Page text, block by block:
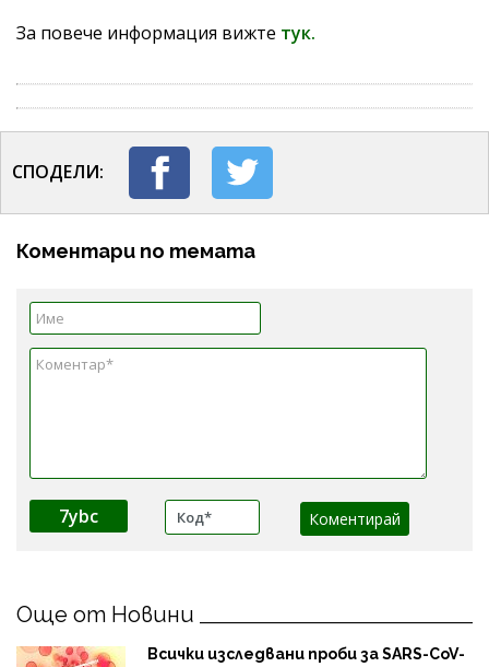
За повече информация вижте тук.
СПОДЕЛИ:
Коментари по темата
7ybc
Още от Новини
Всички изследвани проби за SARS-CoV-